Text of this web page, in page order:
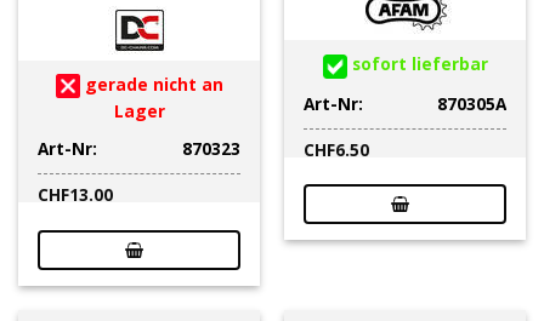
gerade nicht an
Lager
Art-Nr:
870323
CHF13.00
sofort lieferbar
Art-Nr:
870305A
CHF6.50